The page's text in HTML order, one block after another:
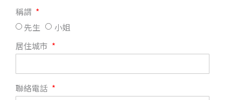
稱謂
先生
小姐
居住城市
聯絡電話